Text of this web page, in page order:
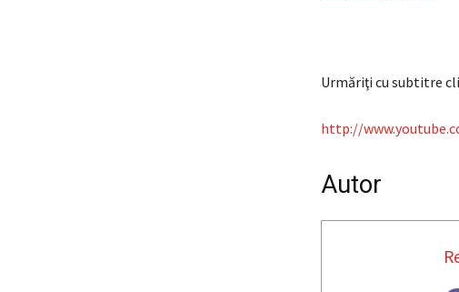
Urmăriţi cu subtitre
http://
Autor